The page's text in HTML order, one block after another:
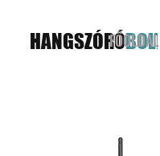
HANGSZÓRÓBOLT
FŐOLDAL